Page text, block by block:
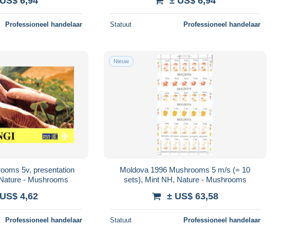
Professioneel handelaar Statuut Professioneel handelaar
5v, presentation
- Mushrooms
4,62
Professioneel handelaar
Nieuw
Moldova 1996 Mushrooms 5 m/s (= 10
sets), Mint NH, Nature - Mushrooms
± US$ 63,58
Statuut Professioneel handelaar